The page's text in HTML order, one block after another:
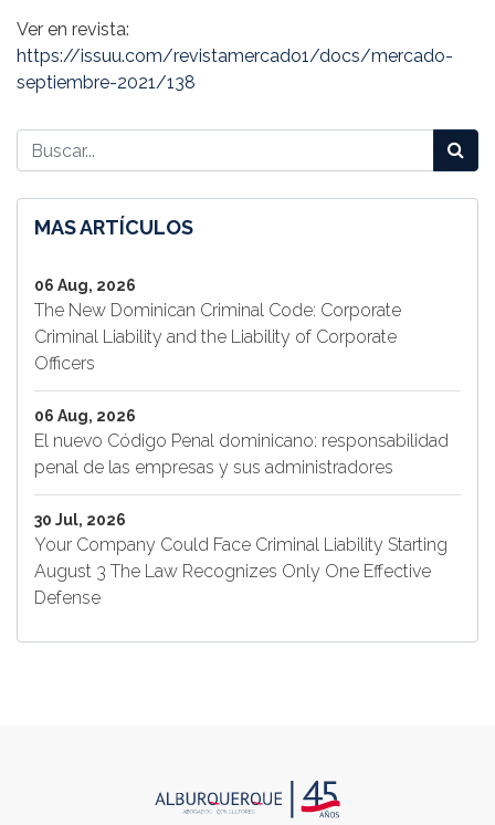
Ver en revista:
https://issuu.com/revistamercado1/docs/mercado-
septiembre-2021/138
MAS ARTÍCULOS
06 Aug, 2026
The New Dominican Criminal Code: Corporate
Criminal Liability and the Liability of Corporate
Officers
06 Aug, 2026
El nuevo Código Penal dominicano: responsabilidad
penal de las empresas y sus administradores
30 Jul, 2026
Your Company Could Face Criminal Liability Starting
August 3 The Law Recognizes Only One Effective
Defense